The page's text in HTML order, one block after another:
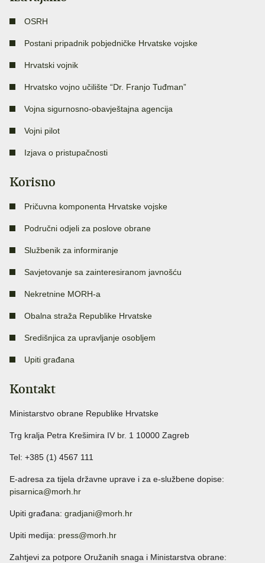
OSRH
Postani pripadnik pobjedničke Hrvatske vojske
Hrvatski vojnik
Hrvatsko vojno učilište “Dr. Franjo Tuđman”
Vojna sigurnosno-obavještajna agencija
Vojni pilot
Izjava o pristupačnosti
Korisno
Pričuvna komponenta Hrvatske vojske
Područni odjeli za poslove obrane
Službenik za informiranje
Savjetovanje sa zainteresiranom javnošću
Nekretnine MORH-a
Obalna straža Republike Hrvatske
Središnjica za upravljanje osobljem
Upiti građana
Kontakt
Ministarstvo obrane Republike Hrvatske
Trg kralja Petra Krešimira IV br. 1 10000 Zagreb
Tel: +385 (1) 4567 111
E-adresa za tijela državne uprave i za e-službene dopise:
pisarnica@morh.hr
Upiti građana: gradjani@morh.hr
Upiti medija: press@morh.hr
Zahtjevi za potpore Oružanih snaga i Ministarstva obrane: